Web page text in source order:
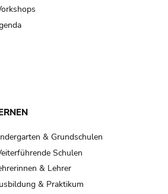
& Grundschulen
Schulen
& Lehrer
& Praktikum